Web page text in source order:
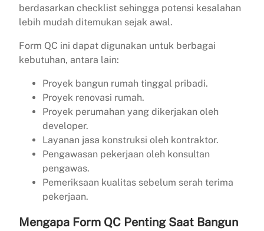
berdasarkan checklist sehingga potensi kesalahan
lebih mudah ditemukan sejak awal.
Form QC ini dapat digunakan untuk berbagai
kebutuhan, antara lain:
Proyek bangun rumah tinggal pribadi.
Proyek renovasi rumah.
Proyek perumahan yang dikerjakan oleh
developer.
Layanan jasa konstruksi oleh kontraktor.
Pengawasan pekerjaan oleh konsultan
pengawas.
Pemeriksaan kualitas sebelum serah terima
pekerjaan.
Mengapa Form QC Penting Saat Bangun